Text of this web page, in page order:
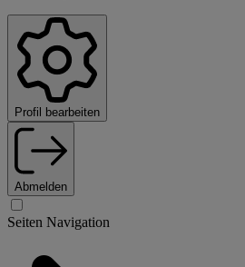
Profil bearbeiten
Abmelden
Seiten Navigation